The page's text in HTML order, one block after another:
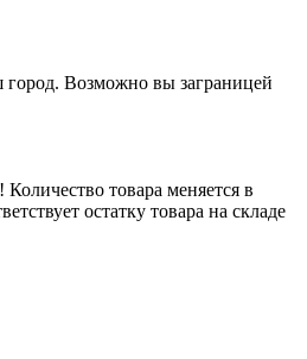
город. Возможно вы заграницей
Количество товара меняется в
остатку товара на складе